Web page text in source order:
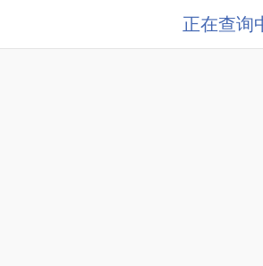
正在查询